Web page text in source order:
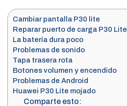
Cambiar pantalla P30 lite
Reparar puerto de carga P30 Lite
La batería dura poco
Problemas de sonido
Tapa trasera rota
Botones volumen y encendido
Problemas de Android
Huawei P30 Lite mojado
Comparte esto: